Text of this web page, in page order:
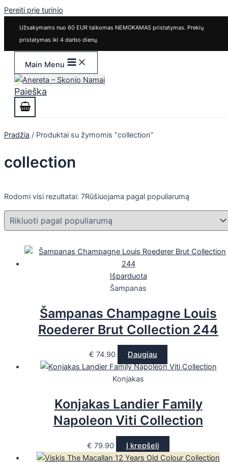
Pereiti prie turinio
Užsakymams nuo 60 EUR taikomas NEMOKAMAS pristatymas. Prekių
pristatymas iki 4 darbo dienų.
Main Menu
Paieška
Pradžia / Produktai su žymomis “collection”
collection
Rodomi visi rezultatai: 7Rūšiuojama pagal populiarumą
Išparduota
Šampanas
Šampanas Champagne Louis
Roederer Brut Collection 244
€ 74.90 Daugiau
Konjakas
Konjakas Landier Family
Napoleon Viti Collection
€ 79.90 Į krepšelį